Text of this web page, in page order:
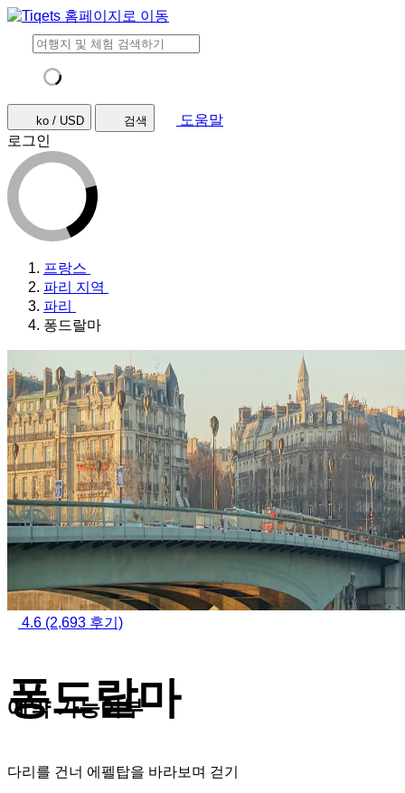
ko / USD 검색
도움말
로그인
프랑스
파리 지역
파리
퐁드랄마
4.6 (2,693 후기)
퐁드랄마
다리를 건너 에펠탑을 바라보며 걷기
예약 가능여부